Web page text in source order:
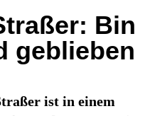
Bin
geblieben
ist in einem